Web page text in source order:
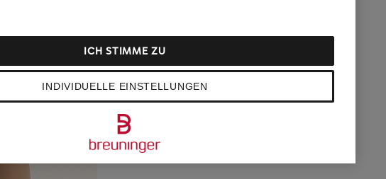
INDIVIDUELLE EINSTELLUNGEN
ICH STIMME ZU